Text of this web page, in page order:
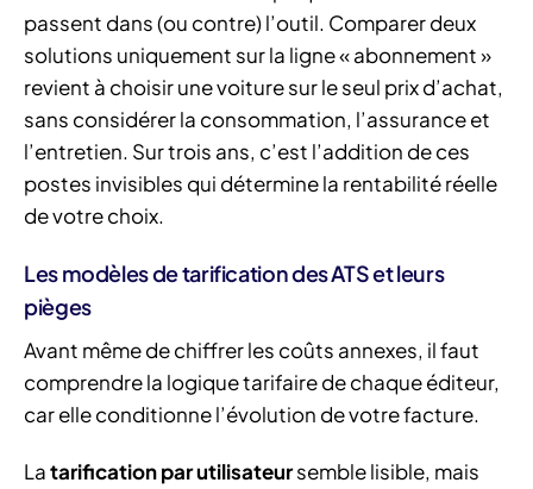
passent dans (ou contre) l’outil. Comparer deux
solutions uniquement sur la ligne « abonnement »
revient à choisir une voiture sur le seul prix d’achat,
sans considérer la consommation, l’assurance et
l’entretien. Sur trois ans, c’est l’addition de ces
postes invisibles qui détermine la rentabilité réelle
de votre choix.
Les modèles de tarification des ATS et leurs
pièges
Avant même de chiffrer les coûts annexes, il faut
comprendre la logique tarifaire de chaque éditeur,
car elle conditionne l’évolution de votre facture.
Latarification par utilisateursemble lisible, mais